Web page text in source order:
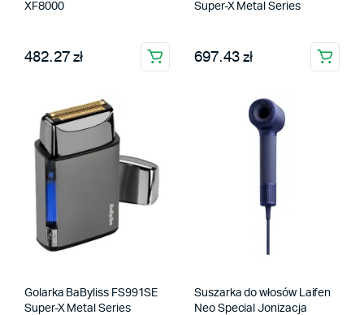
XF8000
482.27 zł
Super-X Metal Series
697.43 zł
Golarka BaByliss FS991SE
Super-X Metal Series
Suszarka do włosów Laifen
Neo Special Jonizacja